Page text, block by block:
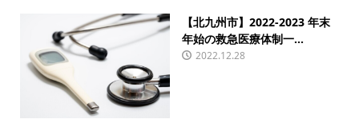
【北九州市】2022-2023 年末
年始の救急医療体制一...
2022.12.28